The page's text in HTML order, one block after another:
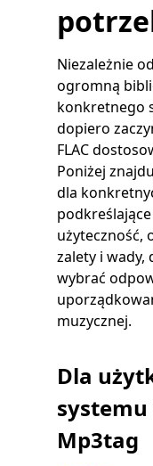
Niezależnie
ogromną
konkretnego
dopiero
FLAC
Poniżej
dla
użyteczność,
zalety i wady,
wybrać
muzycznej.
Dla
systemu
Mp3tag